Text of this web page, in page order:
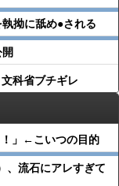
拗に舐め●︎される
科省ブチギレ
」←こいつの目的
、流石にアレすぎて